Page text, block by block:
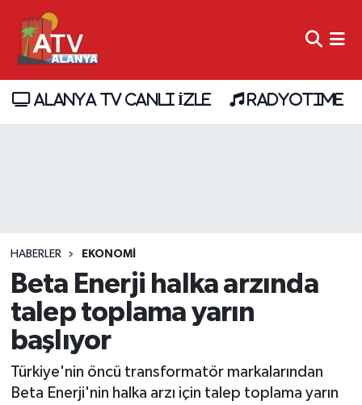
ALANYA TV CANLI İZLE RADYOTIME
HABERLER EKONOMİ
Beta Enerji halka arzında
talep toplama yarın
başlıyor
Türkiye'nin öncü transformatör markalarından
Beta Enerji'nin halka arzı için talep toplama yarın